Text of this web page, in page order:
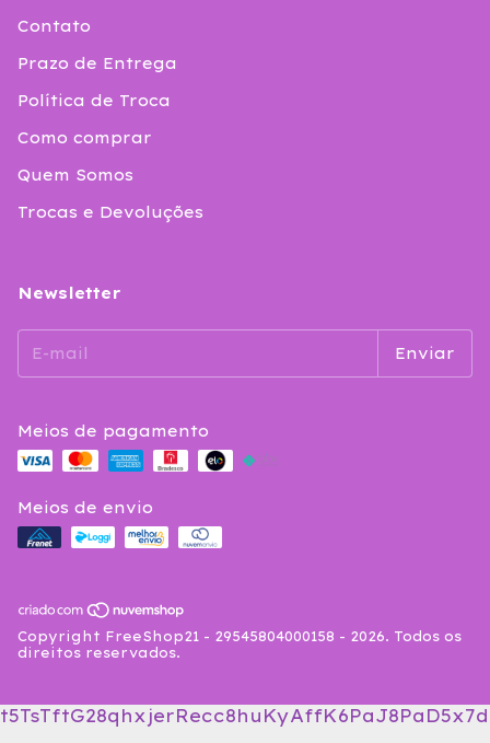
Contato
Prazo de Entrega
Política de Troca
Como comprar
Quem Somos
Trocas e Devoluções
Newsletter
Meios de pagamento
Meios de envio
Copyright FreeShop21 - 29545804000158 - 2026. Todos os
direitos reservados.